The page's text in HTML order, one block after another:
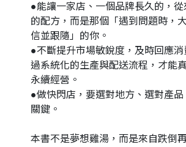
●能讓一家店、一個品牌長久的，
的配方，而是那個「遇到問題時，
信並跟隨」的你。
●不斷提升市場敏銳度，及時回應
過系統化的生產與配送流程，才能
永續經營。
●做快閃店，要選對地方、選對產
關鍵。
本書不是夢想雞湯，而是來自跌倒